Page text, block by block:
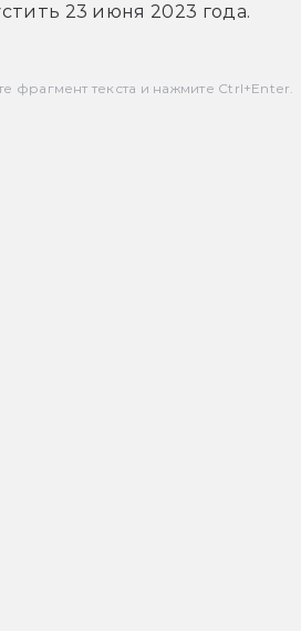
23 июня 2023 года.
фрагмент текста и нажмите Ctrl+Enter.